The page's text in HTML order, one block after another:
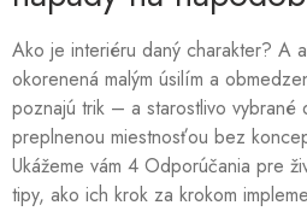
Ako je interiéru daný charakter? A
okorenená malým úsilím a
poznajú trik – a starostlivo vybrané
preplnenou miestnosťou bez
Ukážeme vám 4 Odporúčania pre
tipy, ako ich krok za krokom